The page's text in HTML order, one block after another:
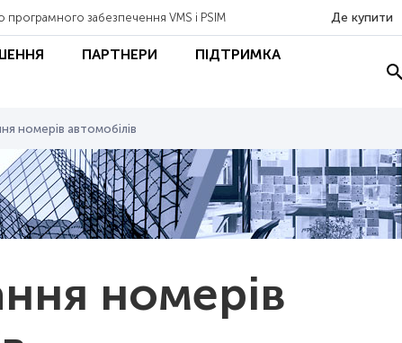
забезпечення VMS і PSIM Де купити
ПАРТНЕРИ ПІДТРИМКА
номерів автомобілів
номерів